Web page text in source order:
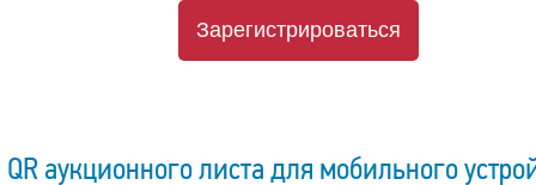
Зарегистрироваться
QR аукционного листа для мобильного